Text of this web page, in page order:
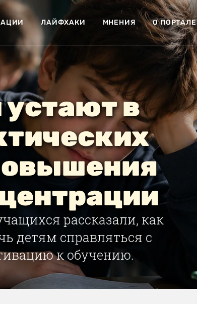
ЛАЙФХАКИ МНЕНИЯ О ПОРТАЛЕ
в
рассказали, как
детям справляться с
к обучению.